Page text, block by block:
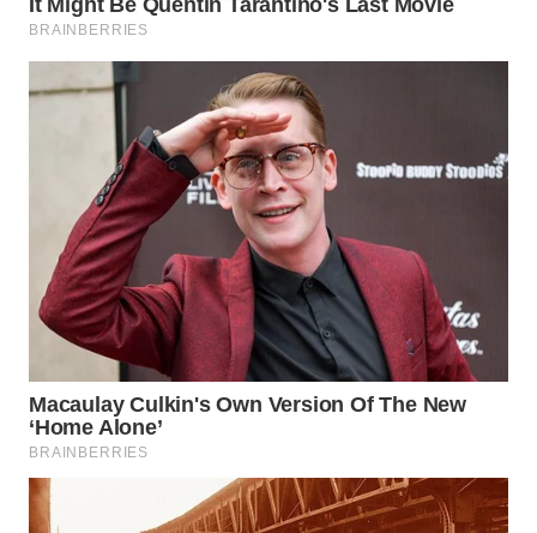
WAHANANEWS
CO ID
WAHANANEWS
NET
WAHANA
SPORT
WAHANA
UMKM
WAHANA
SELEB
WAHANA
PERSONA